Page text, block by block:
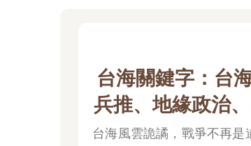
館，那裡有2010年代香港抗爭和2020
自2021年開始關注緬甸新聞後，我便
加入奶茶聯盟，此前他們的主要成員
釀期，最終完成了你正在閱讀的這部作
如果歷史能在威權時代中帶來些許安
台海關鍵字：台
兵推、地緣政治
台海風雲詭譎，戰爭不再是